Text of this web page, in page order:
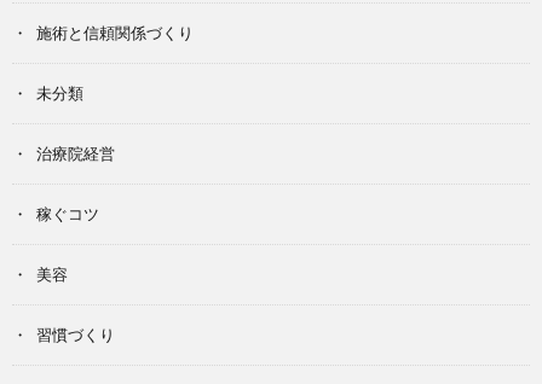
施術と信頼関係づくり
未分類
治療院経営
稼ぐコツ
美容
習慣づくり